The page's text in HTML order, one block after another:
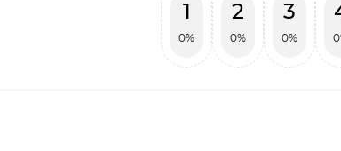
1
0%
2
0%
3
0%